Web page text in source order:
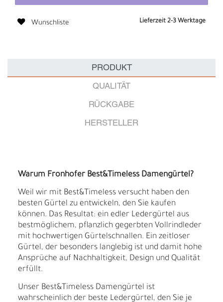
Wunschliste Lieferzeit 2-3 Werktage
PRODUKT
QUALITÄT
RÜCKGABE
HERSTELLER
Warum Fronhofer Best&Timeless Damengürtel?
Weil wir mit Best&Timeless versucht haben den
besten Gürtel zu entwickeln, den Sie kaufen
können. Das Resultat: ein edler Ledergürtel aus
bestmöglichem, pflanzlich gegerbten Vollrindleder
mit hochwertigen Gürtelschnallen. Ein zeitloser
Gürtel, der besonders langlebig ist und damit hohe
Ansprüche auf Nachhaltigkeit, Design und Qualität
erfüllt.
Unser Best&Timeless Damengürtel ist
wahrscheinlich der beste Ledergürtel, den Sie je